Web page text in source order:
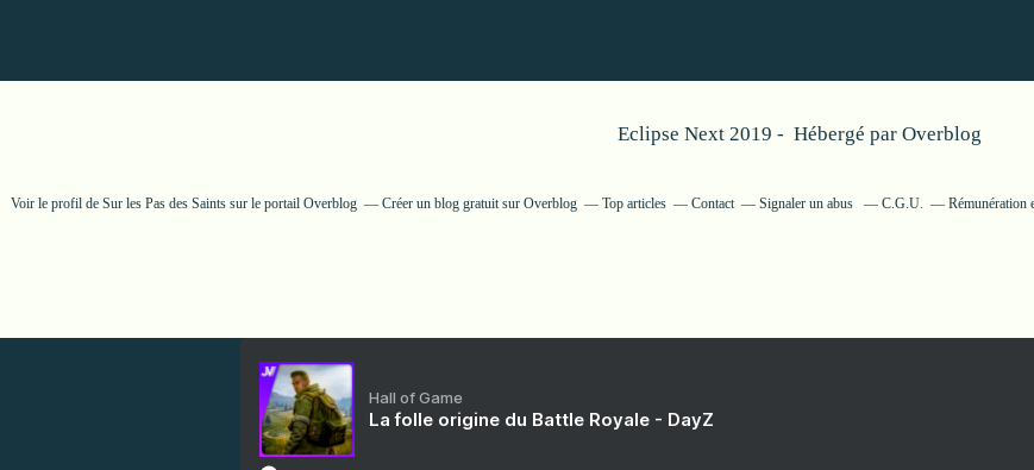
Eclipse Next 2019 - Hébergé par Overblog
Voir le profil de Sur les Pas des Saintssur le portail Overblog Créer un blog gratuit sur Overblog Top articles Contact Signaler un abus C.G.U. Rémunération
Hall of Game
La folle origine du Battle Royale - DayZ